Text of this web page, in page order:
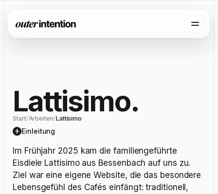
Lattisimo.
Start/Arbeiten/Lattisimo
Einleitung
Im Frühjahr 2025 kam die familiengeführte
Eisdiele Lattisimo aus Bessenbach auf uns zu.
Ziel war eine eigene Website, die das besondere
Lebensgefühl des Cafés einfängt: traditionell,